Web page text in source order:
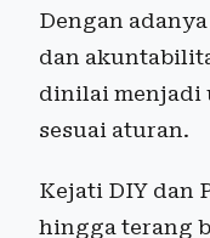
Dengan
dan
dinilai menjadi
sesuai aturan.
Kejati DIY dan
hingga terang